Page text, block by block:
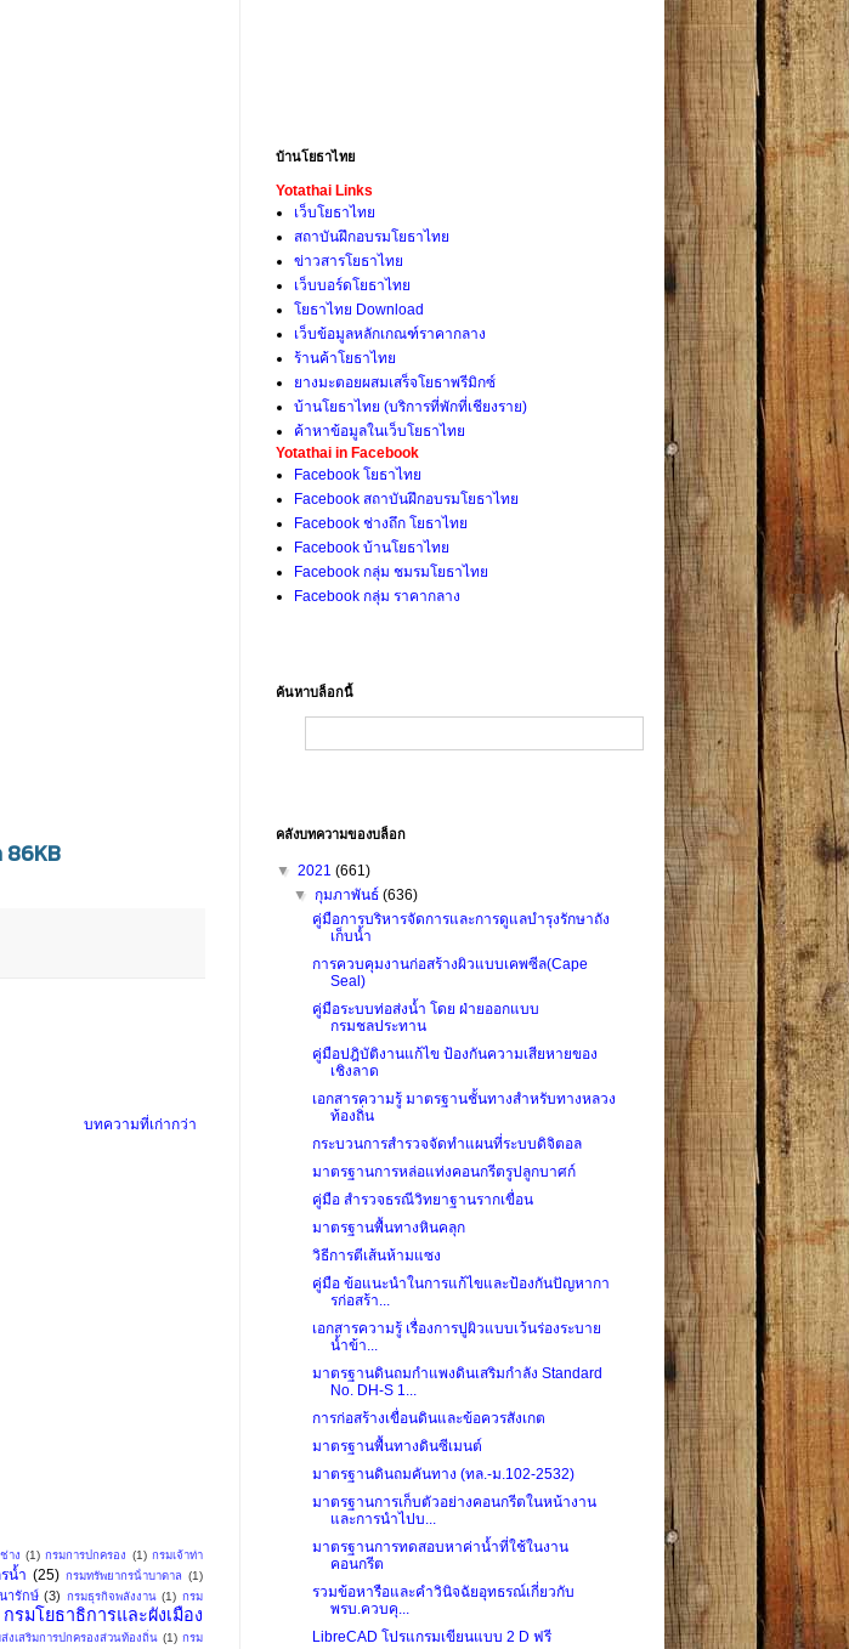
86KB
บทความที่เก่ากว่า
าง (1) กรมการปกครอง (1) กรมเจ้าท่า
น้ำ (25) กรมทรัพยากรน้ําบาดาล (1)
ารักษ์ (3) กรมธุรกิจพลังงาน (1) กรม
กรมโยธาธิการและผังเมือง
งเสริมการปกครองส่วนท้องถิ่น (1) กรม
บ้านโยธาไทย
Yotathai Links
เว็บโยธาไทย
สถาบันฝึกอบรมโยธาไทย
ข่าวสารโยธาไทย
เว็บบอร์ดโยธาไทย
โยธาไทย Download
เว็บข้อมูลหลักเกณฑ์ราคากลาง
ร้านค้าโยธาไทย
ยางมะตอยผสมเสร็จโยธาพรีมิกซ์
บ้านโยธาไทย (บริการที่พักที่เชียงราย)
ค้าหาข้อมูลในเว็บโยธาไทย
Yotathai in Facebook
Facebook โยธาไทย
Facebook สถาบันฝึกอบรมโยธาไทย
Facebook ช่างถึก โยธาไทย
Facebook บ้านโยธาไทย
Facebook กลุ่ม ชมรมโยธาไทย
Facebook กลุ่ม ราคากลาง
ค้นหาบล็อกนี้
คลังบทความของบล็อก
▼ 2021 (661)
▼ กุมภาพันธ์(636)
คู่มือการบริหารจัดการและการดูแลบำรุงรักษาถัง
เก็บน้ำ
การควบคุมงานก่อสร้างผิวแบบเคพซีล(Cape
Seal)
คู่มือระบบท่อส่งน้ำ โดย ฝ่ายออกแบบ
กรมชลประทาน
คู่มือปฎิบัติงานแก้ไข ป้องกันความเสียหายของ
เชิงลาด
เอกสารความรู้ มาตรฐานชั้นทางสำหรับทางหลวง
ท้องถิ่น
กระบวนการสำรวจจัดทำแผนที่ระบบดิจิตอล
มาตรฐานการหล่อแท่งคอนกรีตรูปลูกบาศก์
คู่มือ สำรวจธรณีวิทยาฐานรากเขื่อน
มาตรฐานพื้นทางหินคลุก
วิธีการตีเส้นห้ามแซง
คู่มือ ข้อแนะนำในการแก้ไขและป้องกันปัญหากา
รก่อสร้า...
เอกสารความรู้ เรื่องการปูผิวแบบเว้นร่องระบาย
น้ำข้า...
มาตรฐานดินถมกำแพงดินเสริมกำลัง Standard
No. DH-S 1...
การก่อสร้างเขื่อนดินและข้อควรสังเกต
มาตรฐานพื้นทางดินซีเมนต์
มาตรฐานดินถมคันทาง (ทล.-ม.102-2532)
มาตรฐานการเก็บตัวอย่างคอนกรีตในหน้างาน
และการนำไปบ...
มาตรฐานการทดสอบหาค่าน้ำที่ใช้ในงาน
คอนกรีต
รวมข้อหารือและคำวินิจฉัยอุทธรณ์เกี่ยวกับ
พรบ.ควบคุ...
LibreCAD โปรแกรมเขียนแบบ 2 D ฟรี